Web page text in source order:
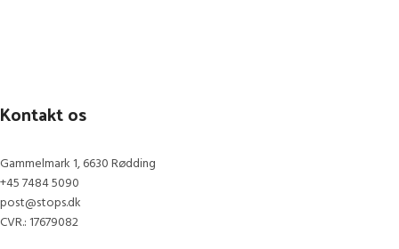
Kontakt os
Gammelmark 1, 6630 Rødding
+45 7484 5090
post@stops.dk
CVR.: 17679082